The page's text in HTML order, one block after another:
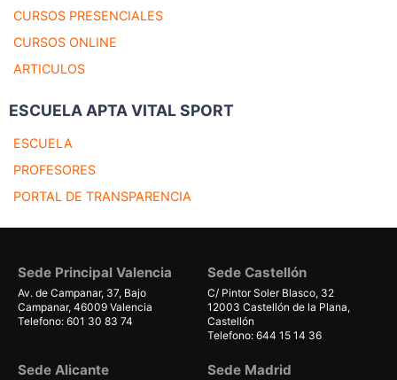
CURSOS PRESENCIALES
CURSOS ONLINE
ARTICULOS
ESCUELA APTA VITAL SPORT
ESCUELA
PROFESORES
PORTAL DE TRANSPARENCIA
Sede Principal Valencia
Av. de Campanar, 37, Bajo
Campanar, 46009 Valencia
Telefono: 601 30 83 74
Sede Castellón
C/ Pintor Soler Blasco, 32
12003 Castellón de la Plana,
Castellón
Telefono: 644 15 14 36
Sede Alicante Sede Madrid